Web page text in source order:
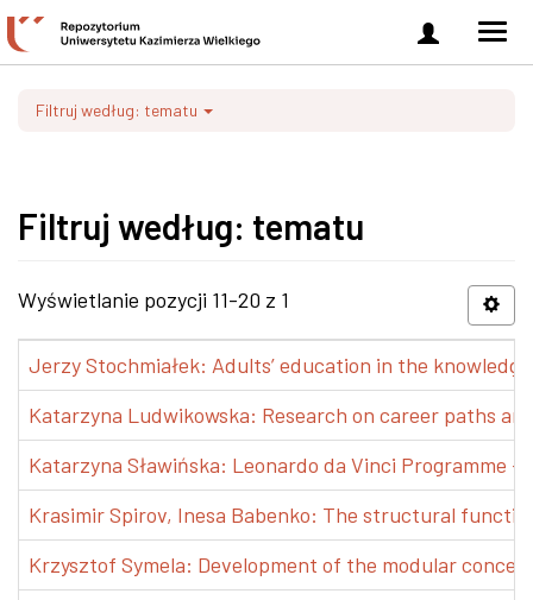
Zaloguj
się
Filtruj według: tematu
Filtruj według: tematu
Wyświetlanie pozycji 11-20 z 1
Jerzy Stochmiałek: Adults’ education in the
Katarzyna Ludwikowska: Research on career paths
Katarzyna Sławińska: Leonardo da Vinci Programme
Krasimir Spirov, Inesa Babenko: The structural
Krzysztof Symela: Development of the modular